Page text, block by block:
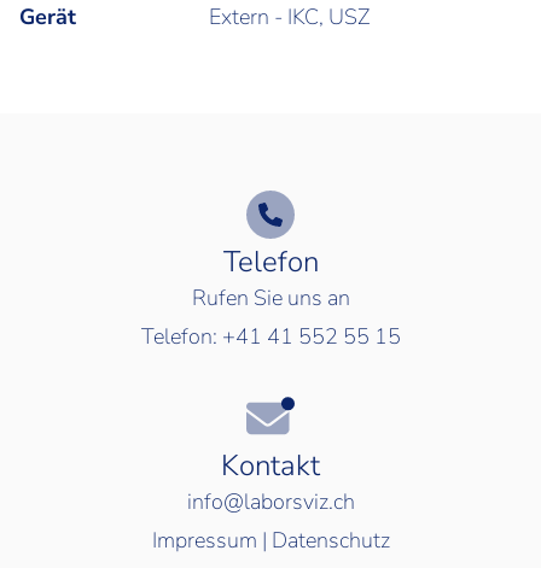
Gerät
Extern - IKC, USZ
Telefon
Rufen Sie uns an
Telefon: +41 41 552 55 15
Kontakt
info@laborsviz.ch
Impressum | Datenschutz